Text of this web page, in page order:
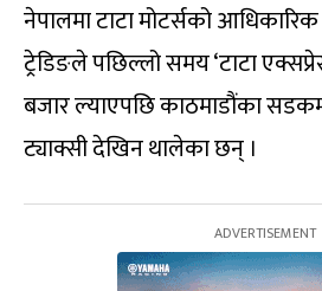
नेपालमा टाटा मोटर्सको
ट्रेडिङले पछिल्लो समय ‘टाटा
बजार ल्याएपछि काठमाडौंका
ट्याक्सी देखिन थालेका छन् ।